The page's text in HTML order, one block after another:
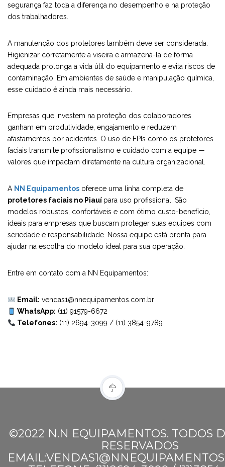
segurança faz toda a diferença no desempenho e na proteção
dos trabalhadores.
A manutenção dos protetores também deve ser considerada.
Higienizar corretamente a viseira e armazená-la de forma
adequada prolonga a vida útil do equipamento e evita riscos de
contaminação. Em ambientes de saúde e manipulação química,
esse cuidado é ainda mais necessário.
Empresas que investem na proteção dos colaboradores
ganham em produtividade, engajamento e reduzem
afastamentos por acidentes. O uso de EPIs como os protetores
faciais transmite profissionalismo e cuidado com a equipe —
valores que impactam diretamente na cultura organizacional.
A NN Equipamentos oferece uma linha completa de
protetores faciais no Piauí para uso profissional. São
modelos robustos, confortáveis e com ótimo custo-benefício,
ideais para empresas que buscam proteger suas equipes com
seriedade e responsabilidade. Nossa equipe está pronta para
ajudar na escolha do modelo ideal para sua operação.
Entre em contato com a NN Equipamentos:
Email: vendas1@nnequipamentos.com.br
WhatsApp: (11) 91579-6672
Telefones: (11) 2694-3099 / (11) 3854-9789
©2022 N.N EQUIPAMENTOS. TODOS
RESERVADOS